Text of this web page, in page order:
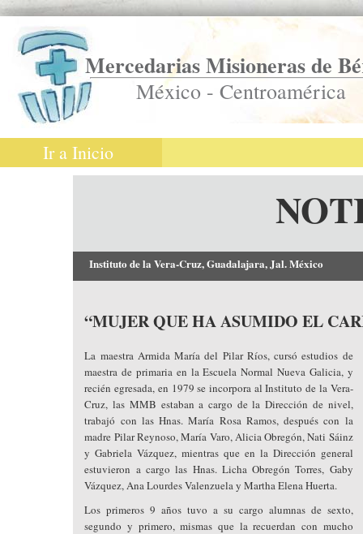
Mercedarias Misioneras de
México - Centroamérica
Ir a Inicio
Instituto de la Vera-Cruz, Guadalajara, Jal. México
“MUJER QUE HA ASUMIDO EL
La maestra Armida María del Pilar Ríos, cursó estudios de
maestra de primaria en la Escuela Normal Nueva Galicia, y
recién egresada, en 1979 se incorpora al Instituto de la Vera-
Cruz, las MMB estaban a cargo de la Dirección de nivel,
trabajó con las Hnas. María Rosa Ramos, después con la
madre Pilar Reynoso, María Varo, Alicia Obregón, Nati Sáinz
y Gabriela Vázquez, mientras que en la Dirección general
estuvieron a cargo las Hnas. Licha Obregón Torres, Gaby
Vázquez, Ana Lourdes Valenzuela y Martha Elena Huerta.
Los primeros 9 años tuvo a su cargo alumnas de sexto,
segundo y primero, mismas que la recuerdan con mucho